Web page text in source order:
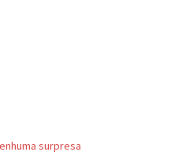
surpresa